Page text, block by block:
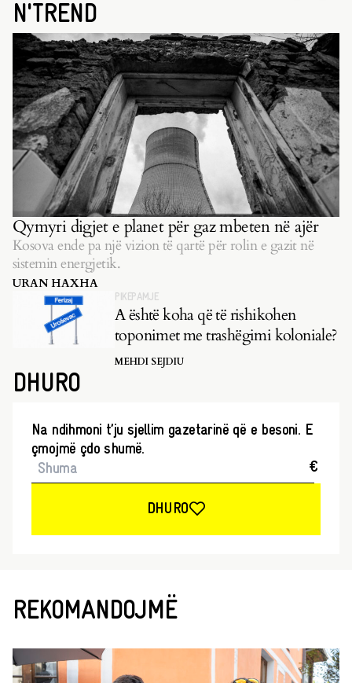
N'TREND
Qymyri digjet e planet për gaz mbeten në ajër
Kosova ende pa një vizion të qartë për rolin e gazit në
sistemin energjetik.
URAN HAXHA
PIKËPAMJE
A është koha që të rishikohen
toponimet me trashëgimi koloniale?
MEHDI SEJDIU
DHURO
Na ndihmoni t’ju sjellim gazetarinë që e besoni. E
çmojmë çdo shumë.
€
DHURO
REKOMANDOJMË